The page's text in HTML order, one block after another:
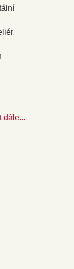
dále...